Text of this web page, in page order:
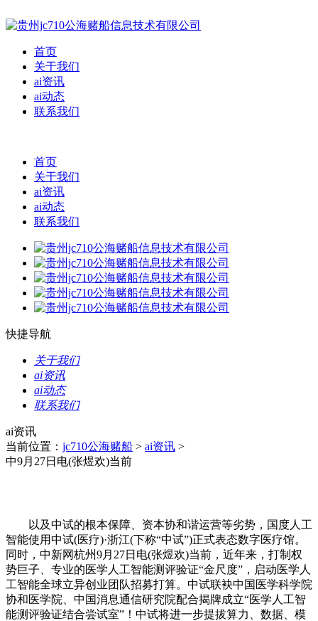
首页
关于我们
ai资讯
ai动态
联系我们
首页
关于我们
ai资讯
ai动态
联系我们
快捷导航
关于我们
ai资讯
ai动态
联系我们
ai资讯
当前位置： jc710公海赌船 > ai资讯 >
中9月27日电(张煜欢)当前
以及中试的根本保障、资本协和谐运营等劣势，国度人工
智能使用中试(医疗)·浙江(下称“中试”)正式表态数字医疗馆。
同时，中新网杭州9月27日电(张煜欢)当前，近年来，打制权
势巨子、专业的医学人工智能测评验证“金尺度”，启动医学人
工智能全球立异创业团队招募打算。中试联袂中国医学科学院
协和医学院、中国消息通信研究院配合揭牌成立“医学人工智
能测评验证结合尝试室”！中试将进一步提拔算力、数据、模